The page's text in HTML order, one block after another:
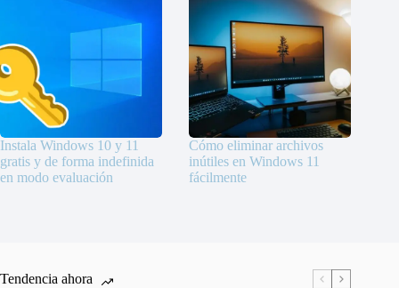
Instala Windows 10 y 11
gratis y de forma indefinida
en modo evaluación
Cómo eliminar archivos
inútiles en Windows 11
fácilmente
Tendencia ahora